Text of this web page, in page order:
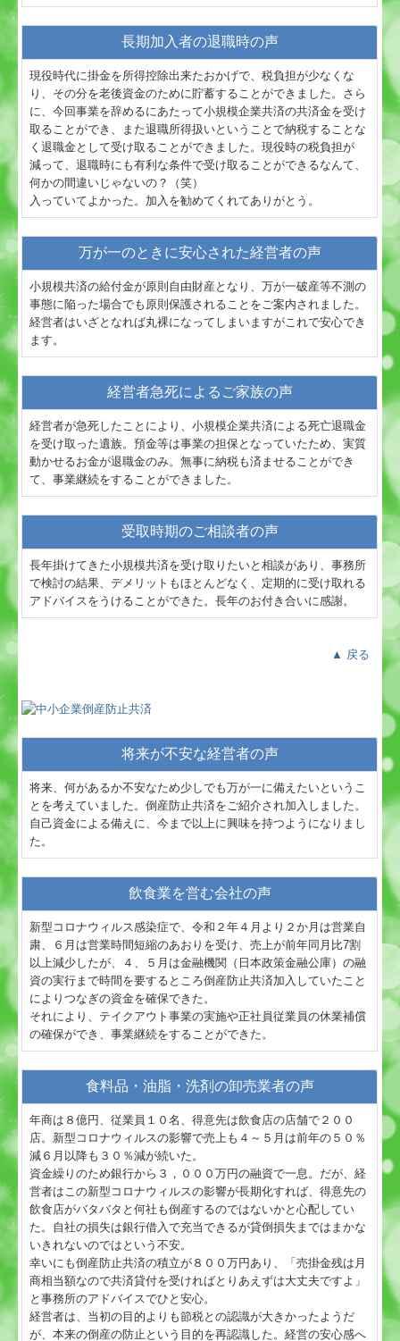
長期加入者の退職時の声
現役時代に掛金を所得控除出来たおかげで、税負担が少なくな
り、その分を老後資金のために貯蓄することができました。さら
に、今回事業を辞めるにあたって小規模企業共済の共済金を受け
取ることができ、また退職所得扱いということで納税することな
く退職金として受け取ることができました。現役時の税負担が
減って、退職時にも有利な条件で受け取ることができるなんて、
何かの間違いじゃないの？（笑）
入っていてよかった。加入を勧めてくれてありがとう。
万が一のときに安心された経営者の声
小規模共済の給付金が原則自由財産となり、万が一破産等不測の
事態に陥った場合でも原則保護されることをご案内されました。
経営者はいざとなれば丸裸になってしまいますがこれで安心でき
ます。
経営者急死によるご家族の声
経営者が急死したことにより、小規模企業共済による死亡退職金
を受け取った遺族。預金等は事業の担保となっていたため、実質
動かせるお金が退職金のみ。無事に納税も済ませることができ
て、事業継続をすることができました。
受取時期のご相談者の声
長年掛けてきた小規模共済を受け取りたいと相談があり、事務所
で検討の結果、デメリットもほとんどなく、定期的に受け取れる
アドバイスをうけることができた。長年のお付き合いに感謝。
▲ 戻る
将来が不安な経営者の声
将来、何があるか不安なため少しでも万が一に備えたいというこ
とを考えていました。倒産防止共済をご紹介され加入しました。
自己資金による備えに、今まで以上に興味を持つようになりまし
た。
飲食業を営む会社の声
新型コロナウィルス感染症で、令和２年４月より２か月は営業自
粛、６月は営業時間短縮のあおりを受け、売上が前年同月比7割
以上減少したが、４、５月は金融機関（日本政策金融公庫）の融
資の実行まで時間を要するところ倒産防止共済加入していたこと
によりつなぎの資金を確保できた。
それにより、テイクアウト事業の実施や正社員従業員の休業補償
の確保ができ、事業継続をすることができた。
食料品・油脂・洗剤の卸売業者の声
年商は８億円、従業員１０名、得意先は飲食店の店舗で２００
店。新型コロナウィルスの影響で売上も４～５月は前年の５０％
減６月以降も３０％減が続いた。
資金繰りのため銀行から３，０００万円の融資で一息。だが、経
営者はこの新型コロナウィルスの影響が長期化すれば、得意先の
飲食店がバタバタと何社も倒産するのではないかと心配してい
た。自社の損失は銀行借入で充当できるが貸倒損失まではまかな
いきれないのではという不安。
幸いにも倒産防止共済の積立が８００万円あり、「売掛金残は月
商相当額なので共済貸付を受ければとりあえずは大丈夫ですよ」
と事務所のアドバイスでひと安心。
経営者は、当初の目的よりも節税との認識が大きかったようだ
が、本来の倒産の防止という目的を再認識した。経営の安心感へ